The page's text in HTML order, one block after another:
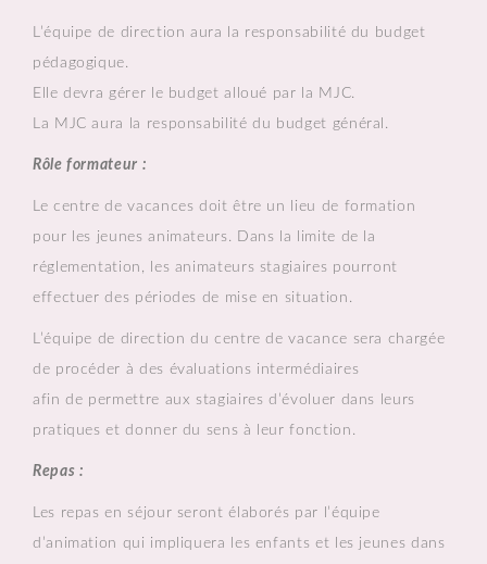
L’équipe de direction aura la responsabilité du budget
pédagogique.
Elle devra gérer le budget alloué par la MJC.
La MJC aura la responsabilité du budget général.
Rôle formateur :
Le centre de vacances doit être un lieu de formation
pour les jeunes animateurs. Dans la limite de la
réglementation, les animateurs stagiaires pourront
effectuer des périodes de mise en situation.
L’équipe de direction du centre de vacance sera chargée
de procéder à des évaluations intermédiaires
afin de permettre aux stagiaires d’évoluer dans leurs
pratiques et donner du sens à leur fonction.
Repas :
Les repas en séjour seront élaborés par l’équipe
d’animation qui impliquera les enfants et les jeunes dans